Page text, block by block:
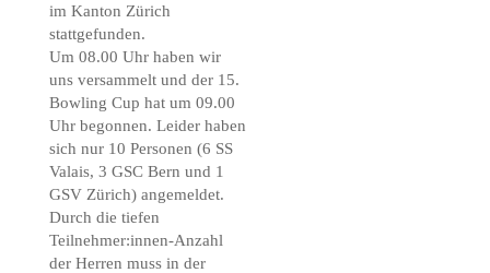
im Kanton Zürich
stattgefunden.
Um 08.00 Uhr haben wir
uns versammelt und der 15.
Bowling Cup hat um 09.00
Uhr begonnen. Leider haben
sich nur 10 Personen (6 SS
Valais, 3 GSC Bern und 1
GSV Zürich) angemeldet.
Durch die tiefen
Teilnehmer:innen-Anzahl
der Herren muss in der